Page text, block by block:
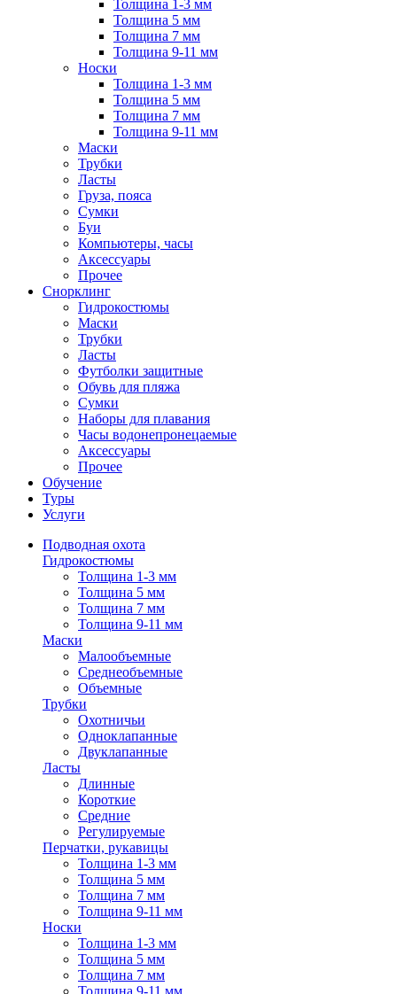
Толщина 1-3 мм
Толщина 5 мм
Толщина 7 мм
Толщина 9-11 мм
Носки
Толщина 1-3 мм
Толщина 5 мм
Толщина 7 мм
Толщина 9-11 мм
Маски
Трубки
Ласты
Груза, пояса
Сумки
Буи
Компьютеры, часы
Аксессуары
Прочее
Снорклинг
Гидрокостюмы
Маски
Трубки
Ласты
Футболки защитные
Обувь для пляжа
Сумки
Наборы для плавания
Часы водонепронецаемые
Аксессуары
Прочее
Обучение
Туры
Услуги
Подводная охота
Гидрокостюмы
Толщина 1-3 мм
Толщина 5 мм
Толщина 7 мм
Толщина 9-11 мм
Маски
Малообъемные
Среднеобъемные
Объемные
Трубки
Охотничьи
Одноклапанные
Двуклапанные
Ласты
Длинные
Короткие
Средние
Регулируемые
Перчатки, рукавицы
Толщина 1-3 мм
Толщина 5 мм
Толщина 7 мм
Толщина 9-11 мм
Носки
Толщина 1-3 мм
Толщина 5 мм
Толщина 7 мм
Толщина 9-11 мм